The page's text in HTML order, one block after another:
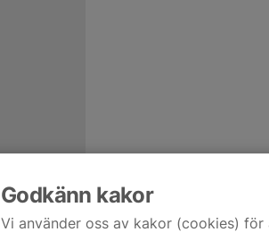
Godkänn kakor
Vi använder oss av kakor (cookies)